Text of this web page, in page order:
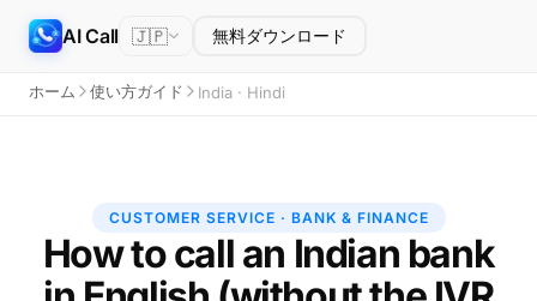
AI Call 🇯🇵 無料ダウンロード
ホーム 使い方ガイド India · Hindi
CUSTOMER SERVICE · BANK & FINANCE
How to call an Indian bank